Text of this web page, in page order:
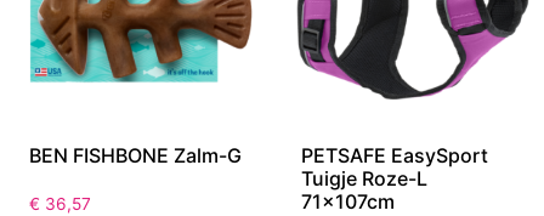
BEN FISHBONE Zalm-G
€ 36,57
PETSAFE EasySport
Tuigje Roze-L
71x107cm